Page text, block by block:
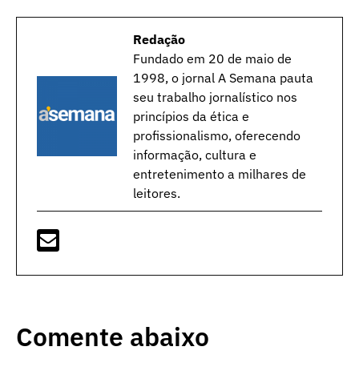
Redação
Fundado em 20 de maio de
1998, o jornal A Semana pauta
seu trabalho jornalístico nos
princípios da ética e
profissionalismo, oferecendo
informação, cultura e
entretenimento a milhares de
leitores.
Comente abaixo